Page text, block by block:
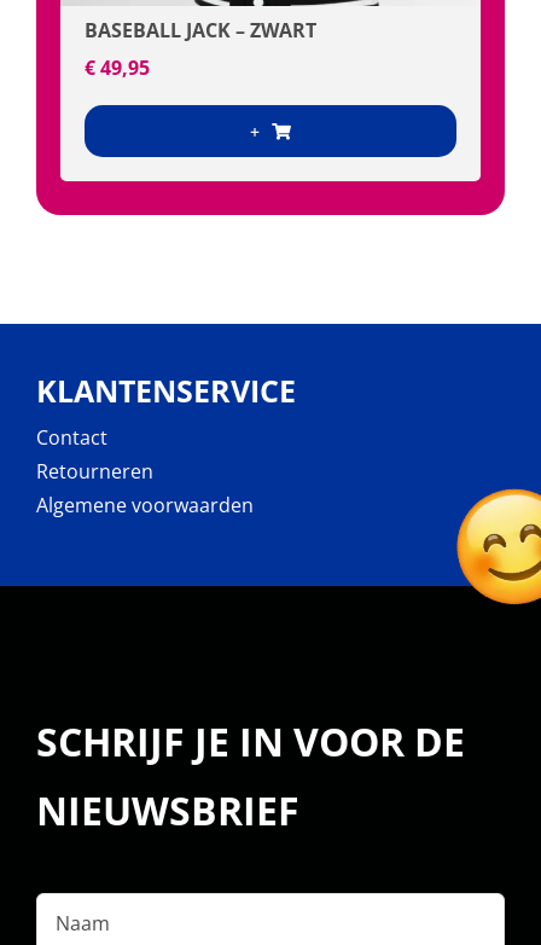
BASEBALL JACK – ZWART
49,95
KLANTENSERVICE
Contact
Retourneren
Algemene voorwaarden
SCHRIJF JE IN VOOR DE
NIEUWSBRIEF